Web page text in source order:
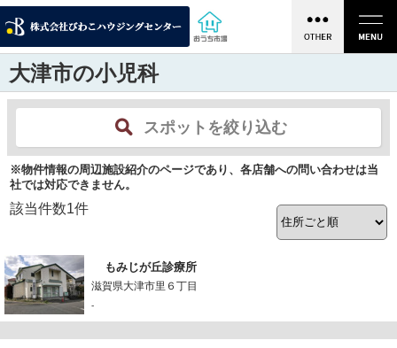
大津市の小児科
スポットを絞り込む
※物件情報の周辺施設紹介のページであり、各店舗への問い合わせは当
社では対応できません。
該当件数1件
もみじが丘診療所
滋賀県大津市里６丁目
-